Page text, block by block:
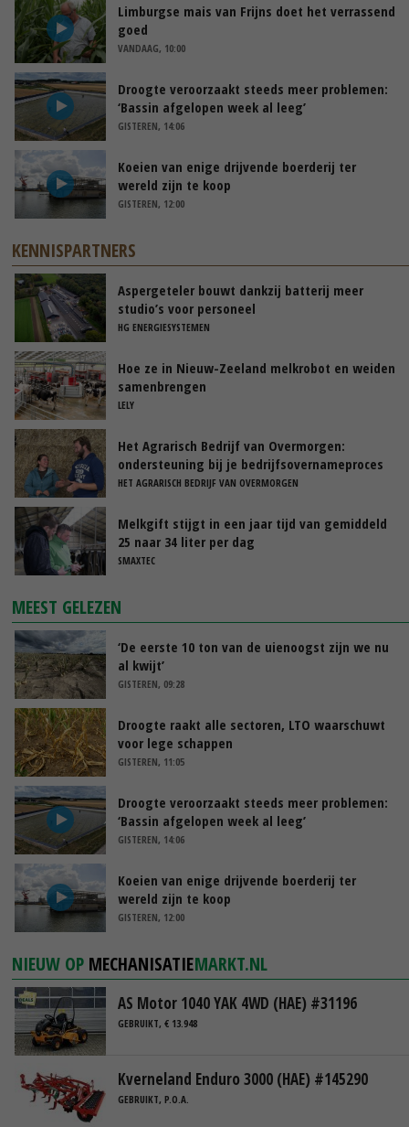
Limburgse mais van Frijns doet het verrassend
goed
VANDAAG, 10:00
Droogte veroorzaakt steeds meer problemen:
‘Bassin afgelopen week al leeg’
GISTEREN, 14:06
Koeien van enige drijvende boerderij ter
wereld zijn te koop
GISTEREN, 12:00
KENNISPARTNERS
Aspergeteler bouwt dankzij batterij meer
studio’s voor personeel
HG ENERGIESYSTEMEN
Hoe ze in Nieuw-Zeeland melkrobot en weiden
samenbrengen
LELY
Het Agrarisch Bedrijf van Overmorgen:
ondersteuning bij je bedrijfsovernameproces
HET AGRARISCH BEDRIJF VAN OVERMORGEN
Melkgift stijgt in een jaar tijd van gemiddeld
25 naar 34 liter per dag
SMAXTEC
MEEST GELEZEN
‘De eerste 10 ton van de uienoogst zijn we nu
al kwijt’
GISTEREN, 09:28
Droogte raakt alle sectoren, LTO waarschuwt
voor lege schappen
GISTEREN, 11:05
Droogte veroorzaakt steeds meer problemen:
‘Bassin afgelopen week al leeg’
GISTEREN, 14:06
Koeien van enige drijvende boerderij ter
wereld zijn te koop
GISTEREN, 12:00
NIEUW OP MECHANISATIEMARKT.NL
AS Motor 1040 YAK 4WD (HAE) #31196
GEBRUIKT, € 13.948
Kverneland Enduro 3000 (HAE) #145290
GEBRUIKT, P.O.A.